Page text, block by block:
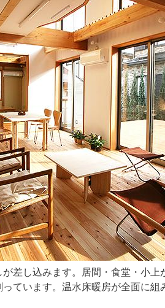
が差し込みます。居間・食堂・小
ています。温水床暖房が全面に組